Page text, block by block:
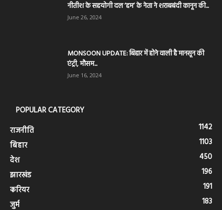
नीतीश के सहयोगी दल ‘हम’ के नेता ने शराबबंदी कानून की...
June 26, 2024
MONSOON UPDATE: बिहार में होने वाली है मानसून की
एंट्री, मौसम...
June 16, 2024
POPULAR CATEGORY
राजनीति
1142
बिहार
1103
देश
450
झारखंड
196
करियर
191
जुर्म
183